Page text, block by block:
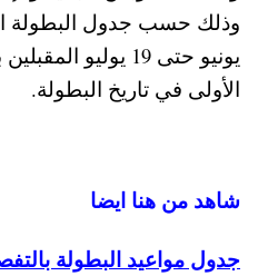
الأولى في تاريخ البطولة.
شاهد من هنا ايضا
جدول مواعيد البطولة